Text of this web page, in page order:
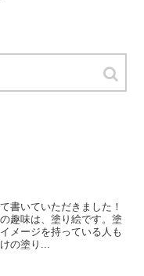
書いていただきました！
趣味は、塗り絵です。塗
メージを持っている人も
の塗り...